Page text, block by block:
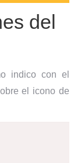
del
indico con el
el icono de